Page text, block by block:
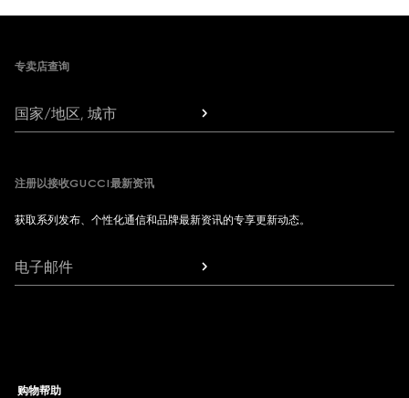
Footer
专卖店查询
国家/地区, 城市
注册以接收GUCCI最新资讯
获取系列发布、个性化通信和品牌最新资讯的专享更新动态。
电子邮件
购物帮助